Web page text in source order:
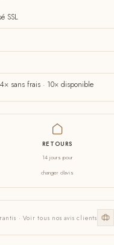
SSL
sans frais · 10× disponible
RETOURS
14 jours pour
changer d'avis
· Voir tous nos avis clients